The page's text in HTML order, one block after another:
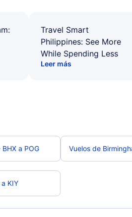
Travel Smart
Philippines: See More
While Spending Less
Leer más
a POG Vuelos de
KIY